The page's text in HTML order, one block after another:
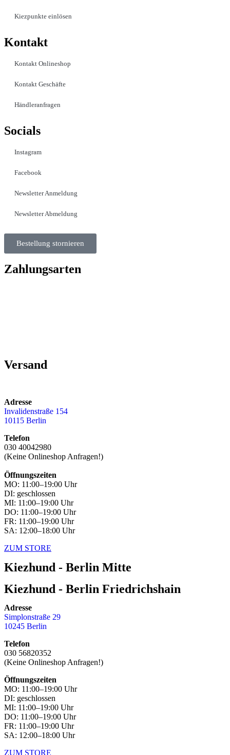
Kiezpunkte einlösen
Kontakt​
Kontakt Onlineshop
Kontakt Geschäfte
Händleranfragen
Socials
Instagram
Facebook
Newsletter Anmeldung
Newsletter Abmeldung
Bestellung stornieren
Zahlungsarten
Versand
Adresse
Invalidenstraße 154
10115 Berlin
Telefon
030 40042980
(Keine Onlineshop Anfragen!)
Öffnungszeiten
MO: 11:00–19:00 Uhr
DI: geschlossen
MI: 11:00–19:00 Uhr
DO: 11:00–19:00 Uhr
FR: 11:00–19:00 Uhr
SA: 12:00–18:00 Uhr
ZUM STORE
Kiezhund - Berlin Mitte
Kiezhund - Berlin Friedrichshain
Adresse
Simplonstraße 29
10245 Berlin
Telefon
030 56820352
(Keine Onlineshop Anfragen!)
Öffnungszeiten
MO: 11:00–19:00 Uhr
DI: geschlossen
MI: 11:00–19:00 Uhr
DO: 11:00–19:00 Uhr
FR: 11:00–19:00 Uhr
SA: 12:00–18:00 Uhr
ZUM STORE